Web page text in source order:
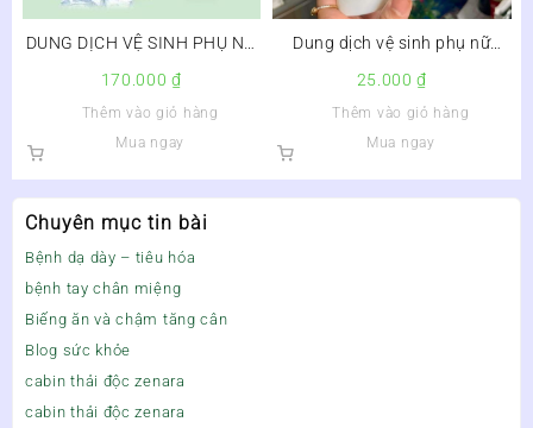
Chuyên mục tin bài
Bệnh dạ dày – tiêu hóa
bệnh tay chân miệng
Biếng ăn và chậm tăng cân
Blog sức khỏe
cabin thải độc zenara
cabin thải độc zenara
DUNG DỊCH VỆ SINH PHỤ NỮ
CHILLY GEL – HƯƠNG BẠC
HÀ SE LẠNH, TƯƠI MÁT
170.000₫
Thêm vào giỏ hàng
Mua ngay
Dung dịch vệ sinh phụ nữ
Solutab Hồng TPC chai 100ml
25.000₫
Thêm vào giỏ hàng
Mua ngay